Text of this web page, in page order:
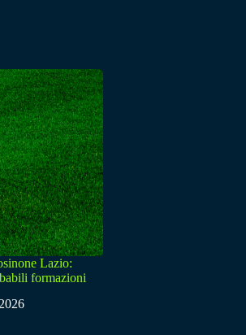
Lazio:
formazioni